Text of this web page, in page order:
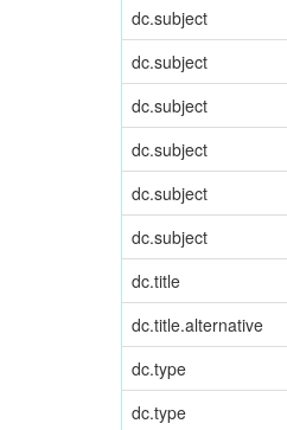
dc.subject
dc.subject
dc.subject
dc.subject
dc.subject
dc.subject
dc.title
dc.title.alternative
dc.type
dc.type